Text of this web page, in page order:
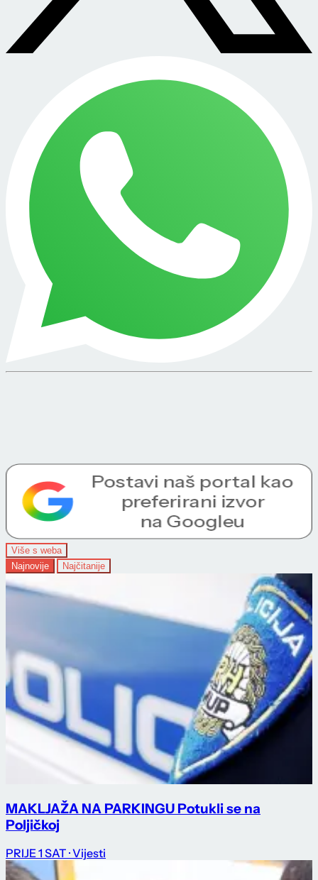
Više s weba
Najnovije
Najčitanije
MAKLJAŽA NA PARKINGU Potukli se na
Poljičkoj
PRIJE 1 SAT · Vijesti